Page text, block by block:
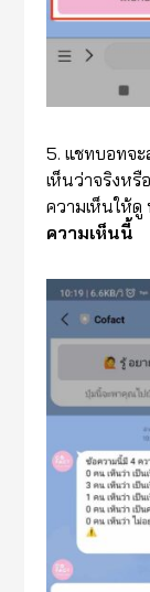
5. แชทบอทจ
เห็นว่าจริงหรื
ความเห็นให้ดู
ความเห็นนี้